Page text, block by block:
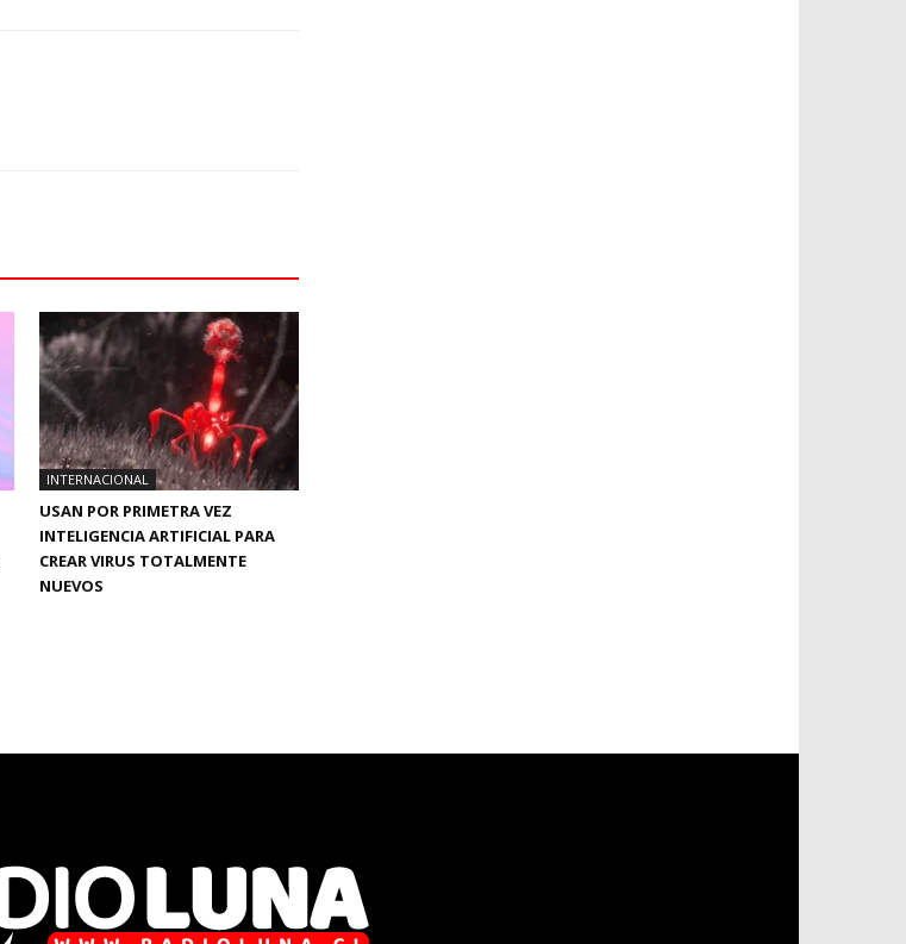
INTERNACIONAL
USAN POR PRIMETRA VEZ
INTELIGENCIA ARTIFICIAL PARA
CREAR VIRUS TOTALMENTE
NUEVOS